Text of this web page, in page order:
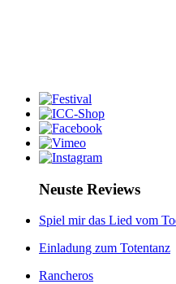
Neuste Reviews
Spiel mir das Lied vom
Einladung zum Totentanz
Rancheros